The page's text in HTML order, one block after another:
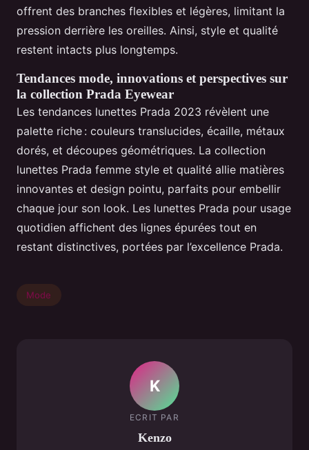
offrent des branches flexibles et légères, limitant la
pression derrière les oreilles. Ainsi, style et qualité
restent intacts plus longtemps.
Tendances mode, innovations et perspectives sur
la collection Prada Eyewear
Les tendances lunettes Prada 2023 révèlent une
palette riche : couleurs translucides, écaille, métaux
dorés, et découpes géométriques. La collection
lunettes Prada femme style et qualité allie matières
innovantes et design pointu, parfaits pour embellir
chaque jour son look. Les lunettes Prada pour usage
quotidien affichent des lignes épurées tout en
restant distinctives, portées par l’excellence Prada.
Mode
K
ECRIT PAR
Kenzo